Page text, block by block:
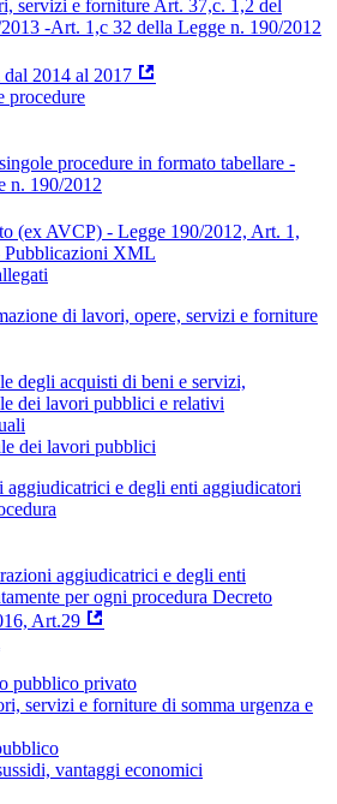
servizi e forniture Art. 37,c. 1,2 del
-Art. 1,c 32 della Legge n. 190/2012
2014 al 2017
procedure
procedure in formato tabellare -
n. 190/2012
(ex AVCP) - Legge 190/2012, Art. 1,
Pubblicazioni XML
di lavori, opere, servizi e forniture
degli acquisti di beni e servizi,
dei lavori pubblici e relativi
dei lavori pubblici
e degli enti aggiudicatori
aggiudicatrici e degli enti
per ogni procedura Decreto
Art.29
pubblico privato
servizi e forniture di somma urgenza e
vantaggi economici